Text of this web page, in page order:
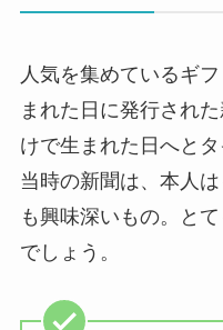
人気を集めているギ
まれた日に発行され
けで生まれた日へと
当時の新聞は、本人
も興味深いもの。と
でしょう。